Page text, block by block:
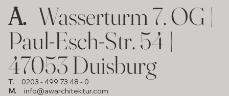
A. Wasserturm 7. OG |
Paul-Esch-Str. 54 |
47053 Duisburg
T.
0203 - 499 73 48 - 0
M.
info@awarchitektur.com